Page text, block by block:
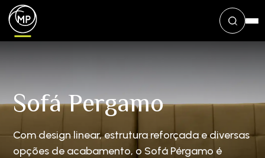
Sofá Pergamo
Com design linear, estrutura reforçada e diversas
opções de acabamento, o Sofá Pérgamo é